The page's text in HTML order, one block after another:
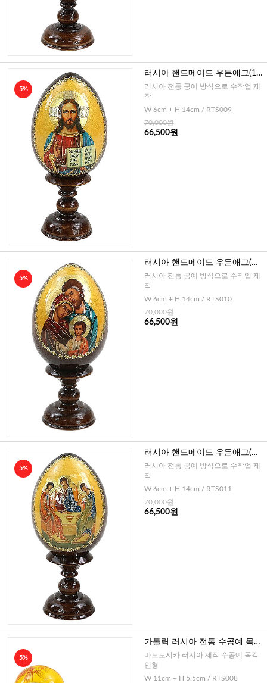
5%
러시아 핸드메이드 우든애그(16
C 그리스도)-소
러시아 전통 공예 방식으로 수작업 제
작
W 6cm + H 14cm / RTS009
70,000원
66,500원
5%
러시아 핸드메이드 우든애그(성
가정)-소
러시아 전통 공예 방식으로 수작업 제
작
W 6cm + H 14cm / RTS010
70,000원
66,500원
5%
러시아 핸드메이드 우든애그(삼
위일체)-소
러시아 전통 공예 방식으로 수작업 제
작
W 6cm + H 14cm / RTS011
70,000원
66,500원
5%
가톨릭 러시아 전통 수공예 목각
인형 NO.8
마트로시카 러시아 제작 수공예 목각
인형
W 11cm + H 5.5cm / RTS008